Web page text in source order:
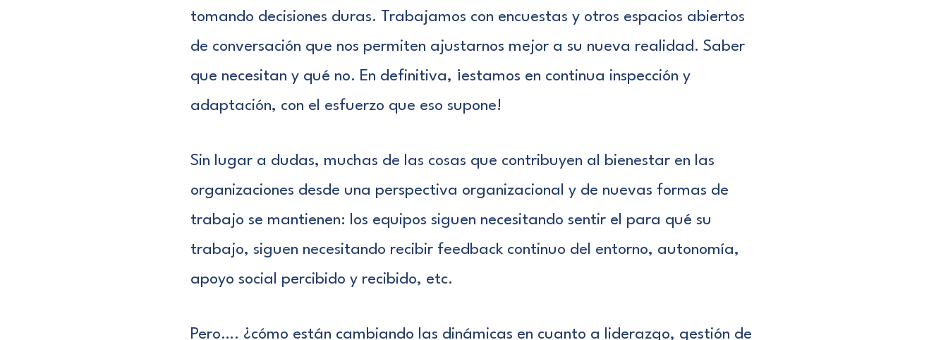
tomando decisiones duras. Trabajamos con encuestas y otros espacios abiertos
de conversación que nos permiten ajustarnos mejor a su nueva realidad. Saber
que necesitan y qué no. En definitiva, ¡estamos en continua inspección y
adaptación, con el esfuerzo que eso supone!
Sin lugar a dudas, muchas de las cosas que contribuyen al bienestar en las
organizaciones desde una perspectiva organizacional y de nuevas formas de
trabajo se mantienen: los equipos siguen necesitando sentir el para qué su
trabajo, siguen necesitando recibir feedback continuo del entorno, autonomía,
apoyo social percibido y recibido, etc.
Pero…. ¿cómo están cambiando las dinámicas en cuanto a liderazgo, gestión de